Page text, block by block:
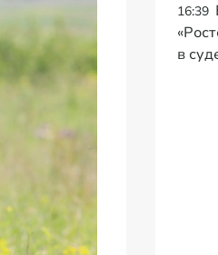
16:39
в